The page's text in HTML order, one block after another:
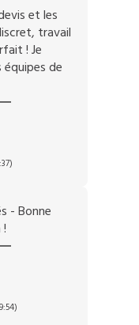
et les
travail
! Je
de
- Bonne